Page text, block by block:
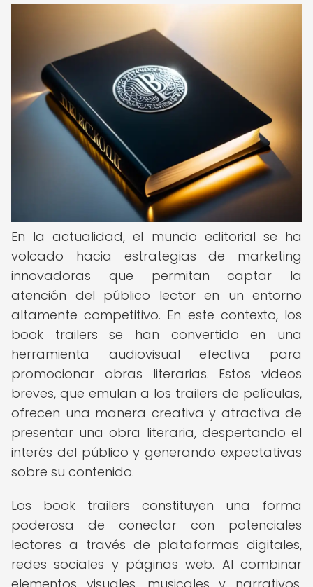
En la actualidad, el mundo editorial se ha
volcado hacia estrategias de marketing
innovadoras que permitan captar la
atención del público lector en un entorno
altamente competitivo. En este contexto, los
book trailers se han convertido en una
herramienta audiovisual efectiva para
promocionar obras literarias. Estos videos
breves, que emulan a los trailers de películas,
ofrecen una manera creativa y atractiva de
presentar una obra literaria, despertando el
interés del público y generando expectativas
sobre su contenido.
Los book trailers constituyen una forma
poderosa de conectar con potenciales
lectores a través de plataformas digitales,
redes sociales y páginas web. Al combinar